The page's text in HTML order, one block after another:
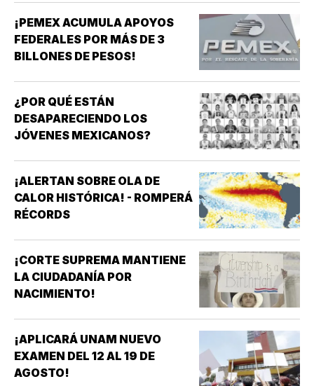
¡PEMEX ACUMULA APOYOS
FEDERALES POR MÁS DE 3
BILLONES DE PESOS!
¿POR QUÉ ESTÁN
DESAPARECIENDO LOS
JÓVENES MEXICANOS?
¡ALERTAN SOBRE OLA DE
CALOR HISTÓRICA! - ROMPERÁ
RÉCORDS
¡CORTE SUPREMA MANTIENE
LA CIUDADANÍA POR
NACIMIENTO!
¡APLICARÁ UNAM NUEVO
EXAMEN DEL 12 AL 19 DE
AGOSTO!